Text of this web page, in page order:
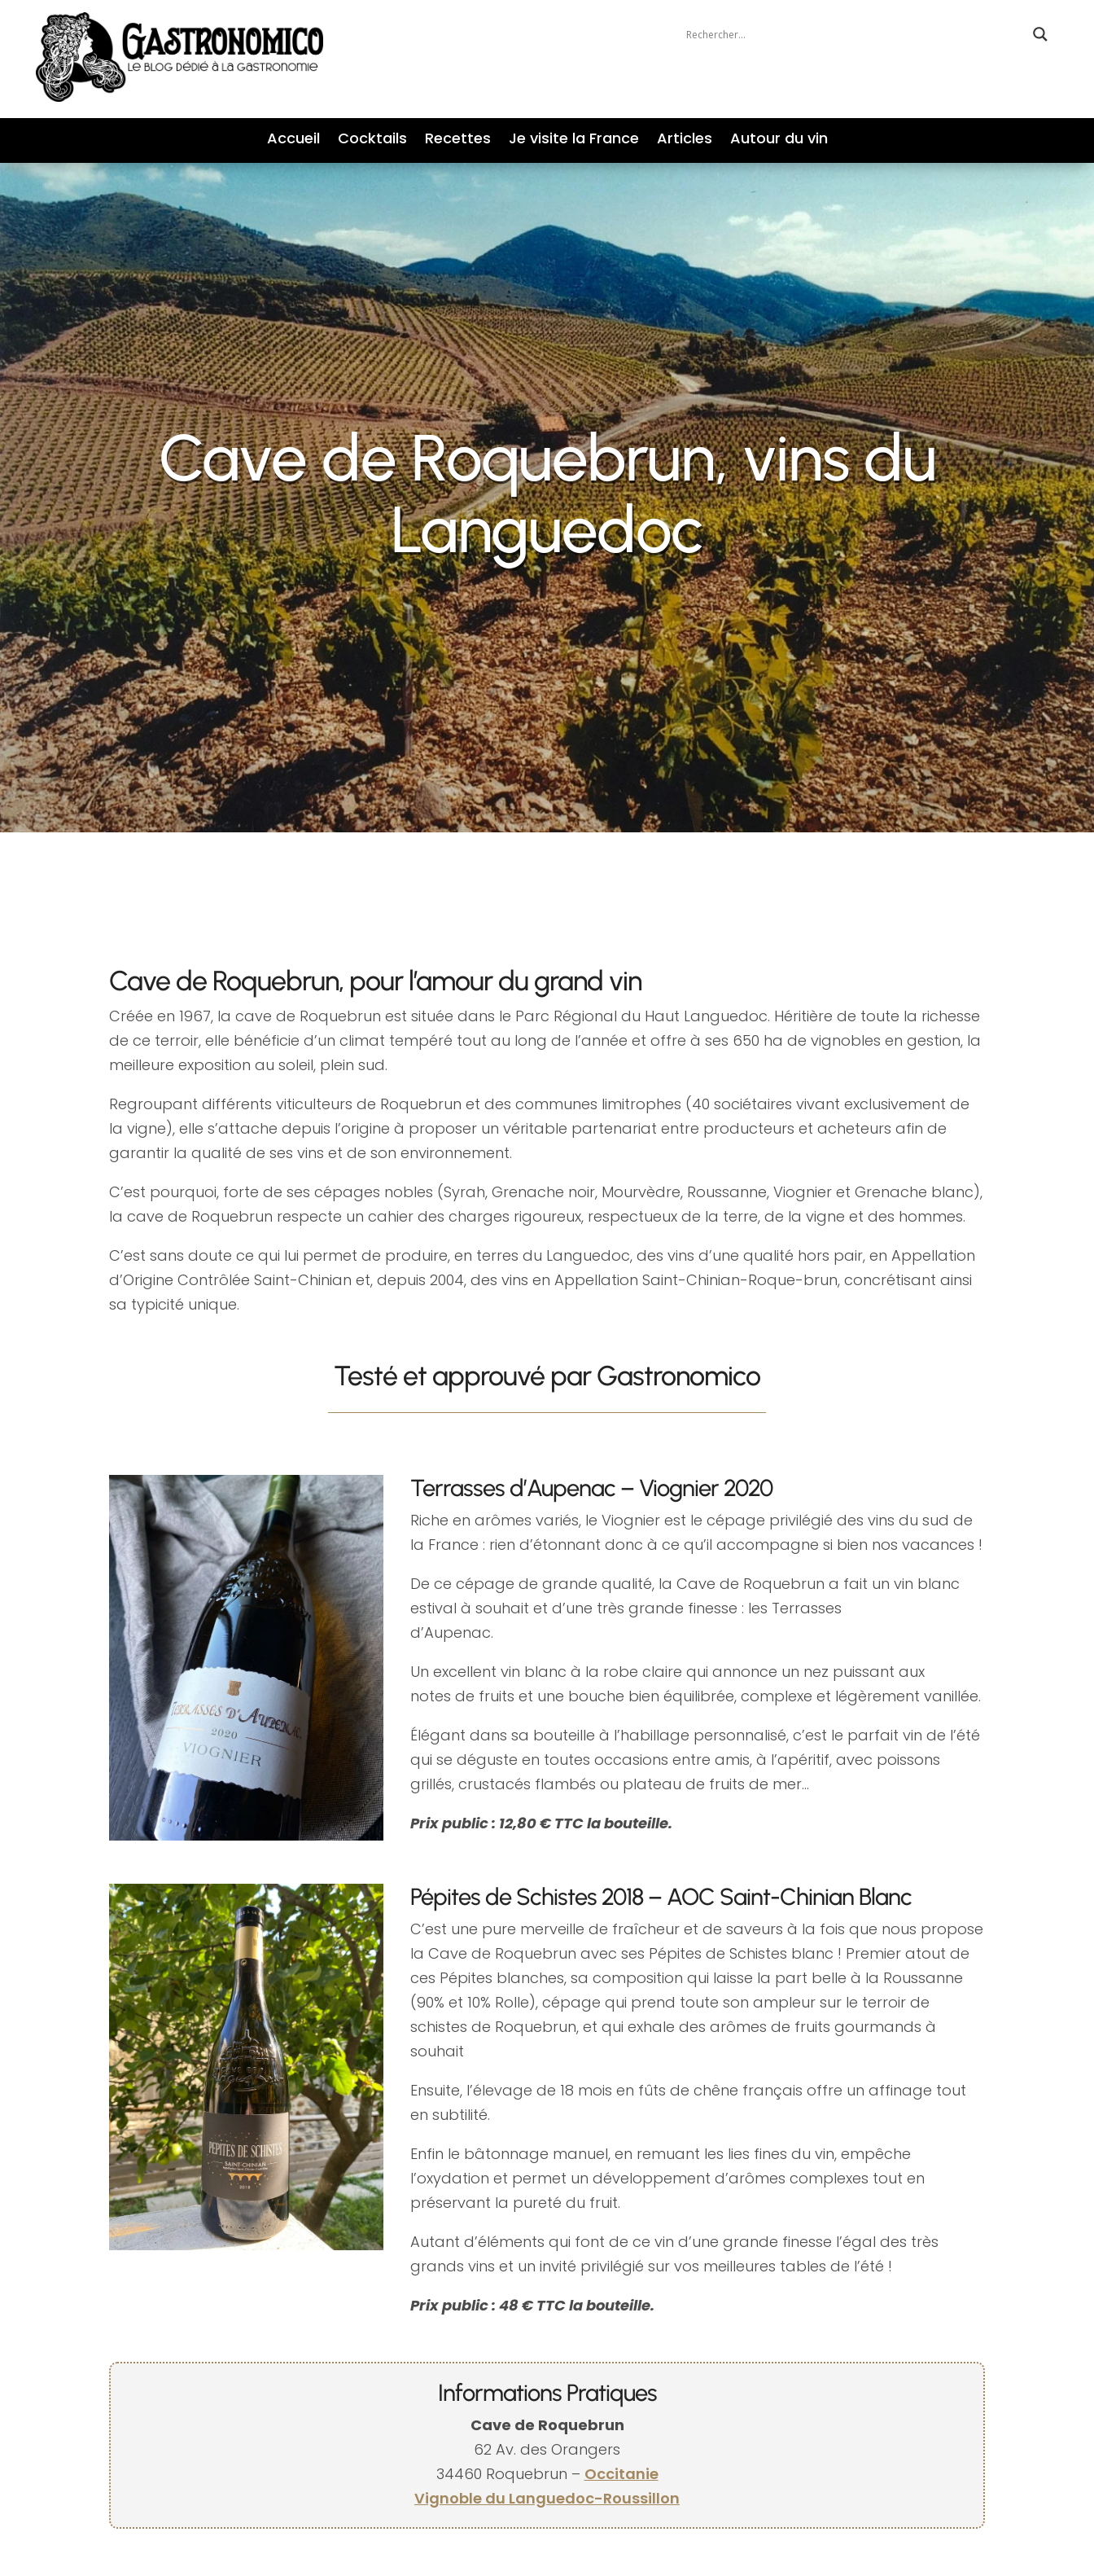
Accueil Cocktails Recettes Je visite la France Articles Autour du vin
Cave de Roquebrun, vins du
Languedoc
Cave de Roquebrun, pour l’amour du grand vin
Créée en 1967, la cave de Roquebrun est située dans le Parc Régional du Haut Languedoc. Héritière de toute la richesse
de ce terroir, elle bénéficie d’un climat tempéré tout au long de l’année et offre à ses 650 ha de vignobles en gestion, la
meilleure exposition au soleil, plein sud.
Regroupant différents viticulteurs de Roquebrun et des communes limitrophes (40 sociétaires vivant exclusivement de
la vigne), elle s’attache depuis l’origine à proposer un véritable partenariat entre producteurs et acheteurs afin de
garantir la qualité de ses vins et de son environnement.
C’est pourquoi, forte de ses cépages nobles (Syrah, Grenache noir, Mourvèdre, Roussanne, Viognier et Grenache blanc),
la cave de Roquebrun respecte un cahier des charges rigoureux, respectueux de la terre, de la vigne et des hommes.
C’est sans doute ce qui lui permet de produire, en terres du Languedoc, des vins d’une qualité hors pair, en Appellation
d’Origine Contrôlée Saint-Chinian et, depuis 2004, des vins en Appellation Saint-Chinian-Roque-brun, concrétisant ainsi
sa typicité unique.
Testé et approuvé par Gastronomico
Terrasses d’Aupenac – Viognier 2020
Riche en arômes variés, le Viognier est le cépage privilégié des vins du sud de
la France : rien d’étonnant donc à ce qu’il accompagne si bien nos vacances !
De ce cépage de grande qualité, la Cave de Roquebrun a fait un vin blanc
estival à souhait et d’une très grande finesse : les Terrasses
d’Aupenac.
Un excellent vin blanc à la robe claire qui annonce un nez puissant aux
notes de fruits et une bouche bien équilibrée, complexe et légèrement vanillée.
Élégant dans sa bouteille à l’habillage personnalisé, c’est le parfait vin de l’été
qui se déguste en toutes occasions entre amis, à l’apéritif, avec poissons
grillés, crustacés flambés ou plateau de fruits de mer…
Prix public : 12,80 € TTC la bouteille.
Pépites de Schistes 2018 – AOC Saint-Chinian Blanc
C’est une pure merveille de fraîcheur et de saveurs à la fois que nous propose
la Cave de Roquebrun avec ses Pépites de Schistes blanc ! Premier atout de
ces Pépites blanches, sa composition qui laisse la part belle à la Roussanne
(90% et 10% Rolle), cépage qui prend toute son ampleur sur le terroir de
schistes de Roquebrun, et qui exhale des arômes de fruits gourmands à
souhait
Ensuite, l’élevage de 18 mois en fûts de chêne français offre un affinage tout
en subtilité.
Enfin le bâtonnage manuel, en remuant les lies fines du vin, empêche
l’oxydation et permet un développement d’arômes complexes tout en
préservant la pureté du fruit.
Autant d’éléments qui font de ce vin d’une grande finesse l’égal des très
grands vins et un invité privilégié sur vos meilleures tables de l’été !
Prix public : 48 € TTC la bouteille.
Informations Pratiques
Cave de Roquebrun
62 Av. des Orangers
34460 Roquebrun – Occitanie
Vignoble du Languedoc-Roussillon